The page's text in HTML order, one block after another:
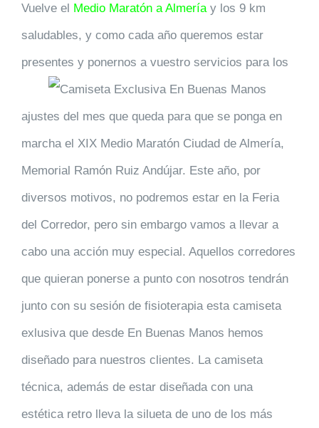
Vuelve el Medio Maratón a Almería y los 9 km
saludables, y como cada año queremos estar
presentes y ponernos a vuestro servicios para los
ajustes del mes que queda para que se ponga en
marcha el XIX Medio Maratón Ciudad de Almería,
Memorial Ramón Ruiz Andújar. Este año, por
diversos motivos, no podremos estar en la Feria
del Corredor, pero sin embargo vamos a llevar a
cabo una acción muy especial. Aquellos corredores
que quieran ponerse a punto con nosotros tendrán
junto con su sesión de fisioterapia esta camiseta
exlusiva que desde En Buenas Manos hemos
diseñado para nuestros clientes. La camiseta
técnica, además de estar diseñada con una
estética retro lleva la silueta de uno de los más